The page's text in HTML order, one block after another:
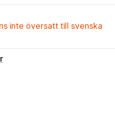
inte översatt till svenska